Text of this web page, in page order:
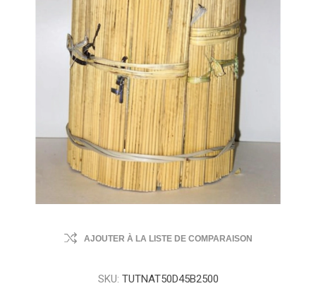
AJOUTER À LA LISTE DE COMPARAISON
SKU: TUTNAT50D45B2500